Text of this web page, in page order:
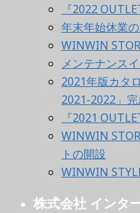
『2022
年末年始休業
WINWIN
メンテナンス
2021年版カタ
2021-2022」完
『2021
WINWIN
トの開設
WINWIN
株式会社 インタ